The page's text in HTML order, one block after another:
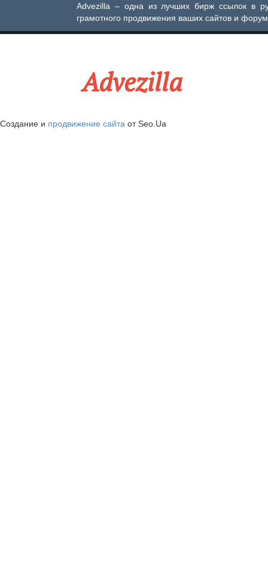
Advezilla – одна из лучших бирж ссылок в
грамотного продвижения ваших сайтов и
Advezilla
Создание и продвижение сайта от Seo.Ua